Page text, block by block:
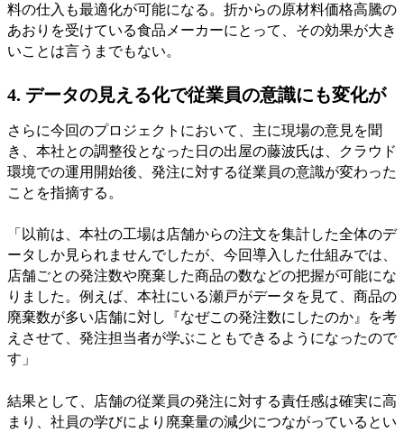
料の仕入も最適化が可能になる。折からの原材料価格高騰の
あおりを受けている食品メーカーにとって、その効果が大き
いことは言うまでもない。
4. データの見える化で従業員の意識にも変化が
さらに今回のプロジェクトにおいて、主に現場の意見を聞
き、本社との調整役となった日の出屋の藤波氏は、クラウド
環境での運用開始後、発注に対する従業員の意識が変わった
ことを指摘する。
「以前は、本社の工場は店舗からの注文を集計した全体のデ
ータしか見られませんでしたが、今回導入した仕組みでは、
店舗ごとの発注数や廃棄した商品の数などの把握が可能にな
りました。例えば、本社にいる瀬戸がデータを見て、商品の
廃棄数が多い店舗に対し『なぜこの発注数にしたのか』を考
えさせて、発注担当者が学ぶこともできるようになったので
す」
結果として、店舗の従業員の発注に対する責任感は確実に高
まり、社員の学びにより廃棄量の減少につながっているとい